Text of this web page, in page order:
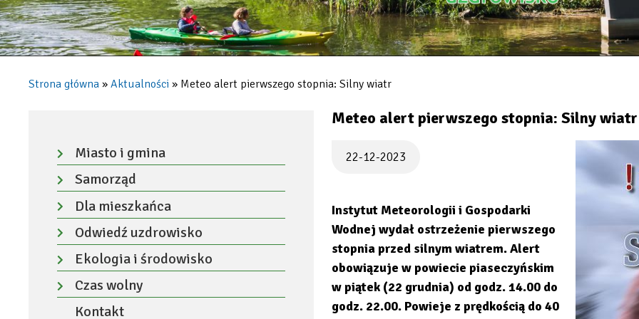
Strona główna Aktualności Meteo alert pierwszego stopnia: Silny wiatr
lewa
kolumna
Rozwiń
menu
Miasto i gmina
Rozwiń
menu
Samorząd
Rozwiń
menu
Dla mieszkańca
Rozwiń
menu
Odwiedź uzdrowisko
Rozwiń
menu
Ekologia i środowisko
Rozwiń
menu
Czas wolny
Kontakt
Meteo alert pierwszego stopnia: Silny wiatr
22-12-2023
Instytut Meteorologii i Gospodarki
Wodnej wydał ostrzeżenie pierwszego
stopnia przed silnym wiatrem. Alert
obowiązuje w powiecie piaseczyńskim
w piątek (22 grudnia) od godz. 14.00 do
godz. 22.00. Powieje z prędkością do 40